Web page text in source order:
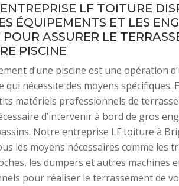
LF TOITURE
ÉQUIPEMENTS ET LES
ASSURER LE
PISCINE
d’une piscine est une opération
qui nécessite des moyens spécifiques.
matériels professionnels de
d’intervenir à bord de gros
Notre entreprise LF toiture à
les moyens nécessaires comme les
les dumpers et autres machines
pour réaliser le terrassement de